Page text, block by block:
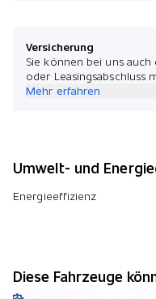
Versicherung
Sie können bei uns
oder Leasingsabschluss
Mehr erfahren
Umwelt- und
Energieeffizienz
Diese Fahrzeuge